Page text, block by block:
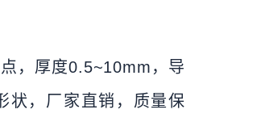
，厚度0.5~10mm，导
，厂家直销，质量保